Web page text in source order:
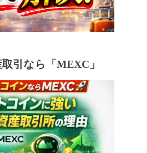
引なら「MEXC」